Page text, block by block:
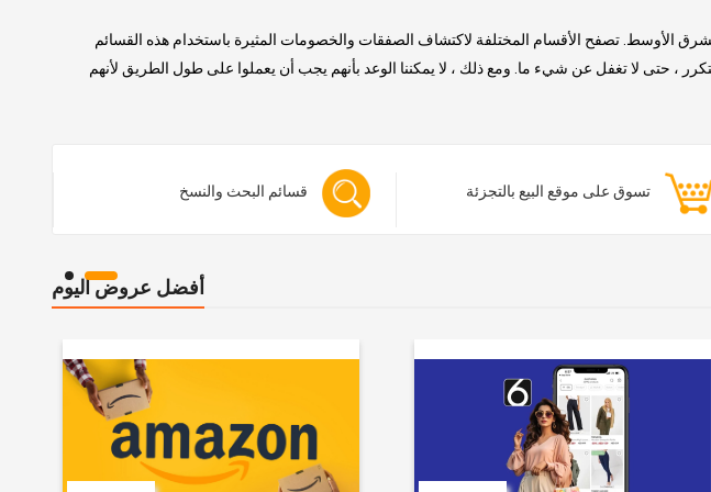
الأوسط. تصفح الأقسام المختلفة لاكتشاف الصفقات والخصومات المثيرة باستخدام هذه القسائم
، حتى لا تغفل عن شيء ما. ومع ذلك ، لا يمكننا الوعد بأنهم يجب أن يعملوا على طول الطريق لأنهم
قسائم البحث والنسخ تسوق على موقع البيع بالتجزئة
أفضل عروض اليوم